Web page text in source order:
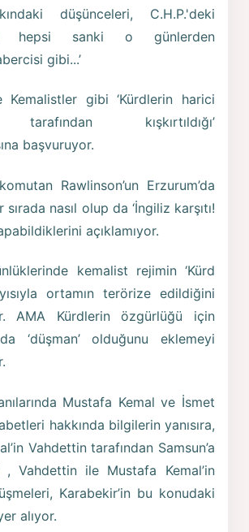
düşünceleri, C.H.P.'deki
hepsi sanki o günlerden
gibi...’
Kemalistler gibi ‘Kürdlerin harici
kışkırtıldığı’
başvuruyor.
Rawlinson’un Erzurum’da
nasıl olup da ‘İngiliz karşıtı!
açıklamıyor.
kemalist rejimin ‘Kürd
ortamın terörize edildiğini
AMA Kürdlerin özgürlüğü için
da ‘düşman’ olduğunu eklemeyi
Mustafa Kemal ve İsmet
hakkında bilgilerin yanısıra,
Vahdettin tarafından Samsun’a
, Vahdettin ile Mustafa Kemal’in
Karabekir’in bu konudaki
alıyor.